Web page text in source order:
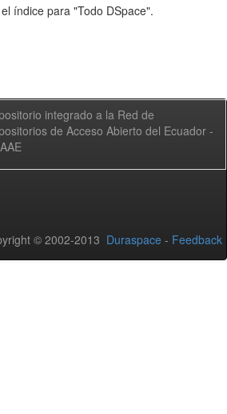
índice para "Todo DSpace".
integrado a la Red de
de Acceso Abierto del Ecuador -
© 2002-2013 Duraspace - Feedback